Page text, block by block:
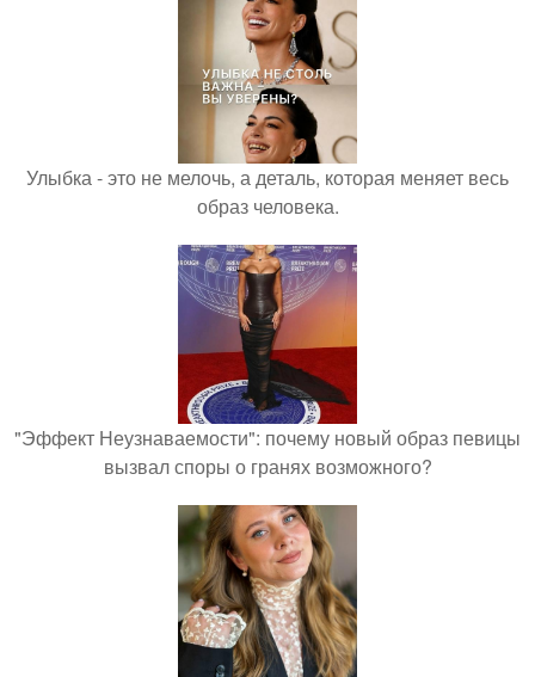
Улыбка - это не мелочь, а деталь, которая меняет весь
образ человека.
"Эффект Неузнаваемости": почему новый образ певицы
вызвал споры о гранях возможного?